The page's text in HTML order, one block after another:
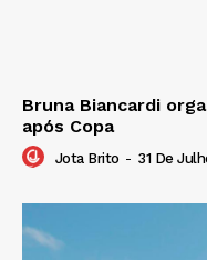
Bruna Biancardi
após Copa
Jota Brito - 31 De